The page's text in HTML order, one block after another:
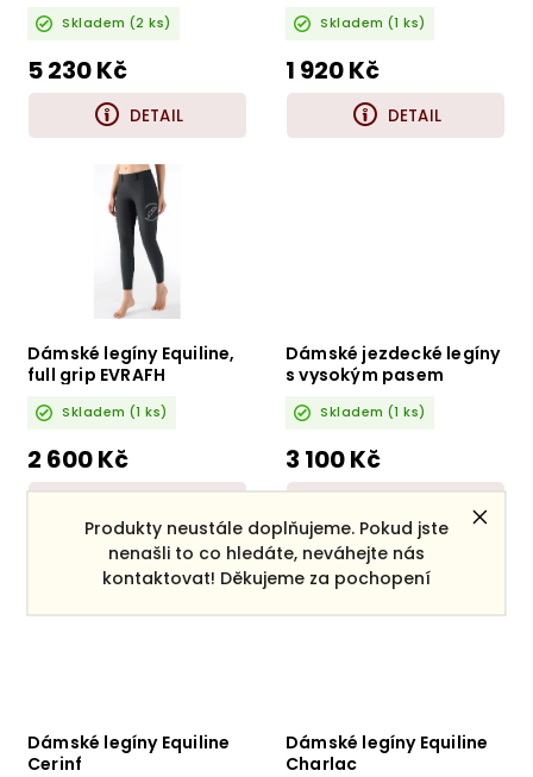
Produkty neustále doplňujeme. Pokud jste
nenašli to co hledáte, neváhejte nás
kontaktovat! Děkujeme za pochopení
Skladem (2 ks)
5 230 Kč
DETAIL
Skladem (1 ks)
1 920 Kč
DETAIL
Dámské legíny Equiline,
full grip EVRAFH
Skladem (1 ks)
2 600 Kč
Dámské jezdecké legíny
s vysokým pasem
EW125PN09193-823
Skladem (1 ks)
3 100 Kč
Dámské legíny Equiline
Cerinf
Dámské legíny Equiline
Charlac